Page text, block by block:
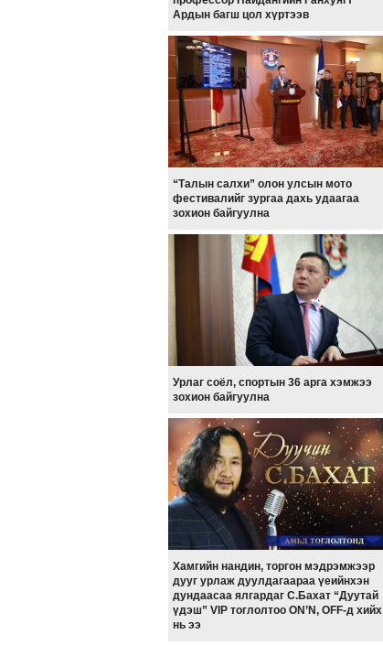
Ардын багш цол хүртээв
“Талын салхи” олон улсын мото
фестивалийг зургаа дахь удаагаа
зохион байгуулна
Урлаг соёл, спортын 36 арга хэмжээ
зохион байгуулна
Хамгийн нандин, торгон мэдрэмжээр
дууг урлаж дуулдагаараа үеийнхэн
дундаасаа ялгардаг С.Бахат “Дуутай
үдэш” VIP тоглолтоо ON’N, OFF-д хийх
нь ээ